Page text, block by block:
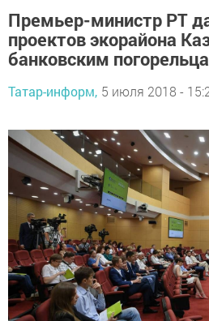
Премьер-министр РТ
проектов экорайона
банковским
Татар-информ, 5 июля 2018 -